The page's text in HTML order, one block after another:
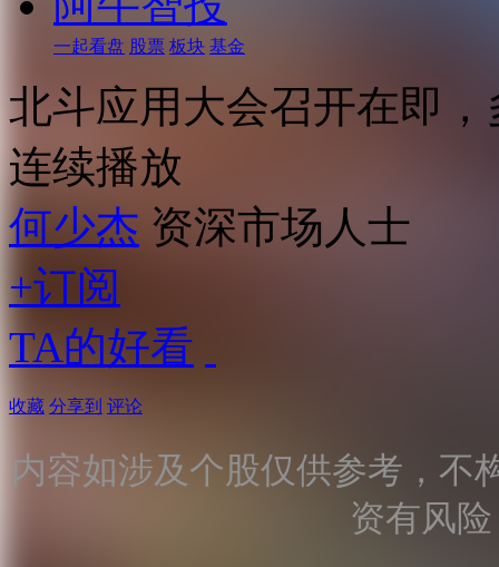
一起看盘 股票 板块 基金
北斗应用大会召开在即
连续播放
何少杰 资深市场人士
+订阅
TA的好看
收藏 分享到 评论
内容如涉及个股仅供参考，不
资有风